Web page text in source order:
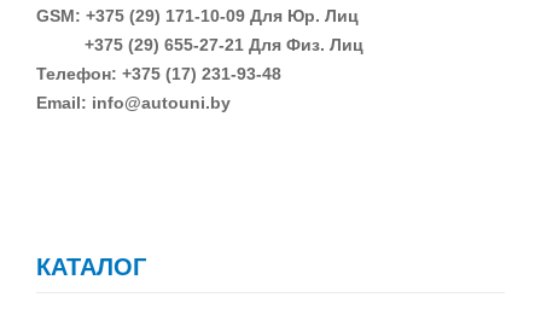
GSM: +375 (29) 171-10-09 Для Юр. Лиц
+375 (29) 655-27-21 Для Физ. Лиц
Телефон: +375 (17) 231-93-48
Email: info@autouni.by
КАТАЛОГ